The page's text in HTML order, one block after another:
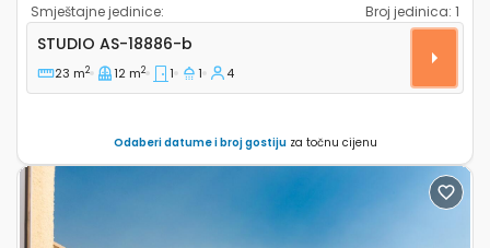
Smještajne jedinice:
Broj jedinica: 1
Studio apartman Srebreno, Dubrovnik AS-18886-b
STUDIO AS-18886-b
23 m2 12 m2 1 1 4
Odaberi datume i broj gostijuza točnu cijenu